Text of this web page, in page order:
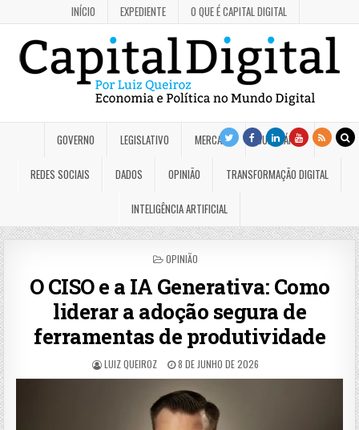
INÍCIO EXPEDIENTE O QUE É CAPITAL DIGITAL
GOVERNO LEGISLATIVO MERCADO JUDICIÁRIO
REDES SOCIAIS DADOS OPINIÃO TRANSFORMAÇÃO DIGITAL
INTELIGÊNCIA ARTIFICIAL
POSTED
OPINIÃO
O CISO e a IA Generativa: Como
liderar a adoção segura de
ferramentas de produtividade
LUIZ QUEIROZ 8 DE JUNHO DE 2026